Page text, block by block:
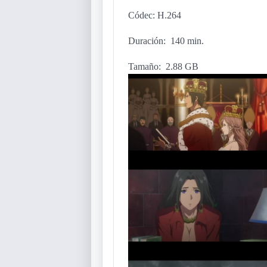
Códec: H.264
Duración: 140 min.
Tamaño: 2.88 GB